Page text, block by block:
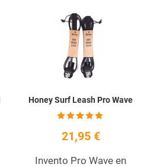
Add to Wishlist
Honey Surf Leash Pro Wave
21,95 €
Invento Pro Wave en